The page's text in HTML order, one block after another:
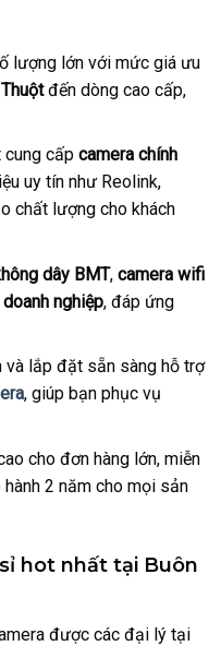
lượng lớn với mức giá ưu
đến dòng cao cấp,
cung cấp camera chính
uy tín như Reolink,
chất lượng cho khách
dây BMT, camera wifi
nghiệp, đáp ứng
lắp đặt sẵn sàng hỗ trợ
, giúp bạn phục vụ
cho đơn hàng lớn, miễn
2 năm cho mọi sản
hot nhất tại Buôn
được các đại lý tại